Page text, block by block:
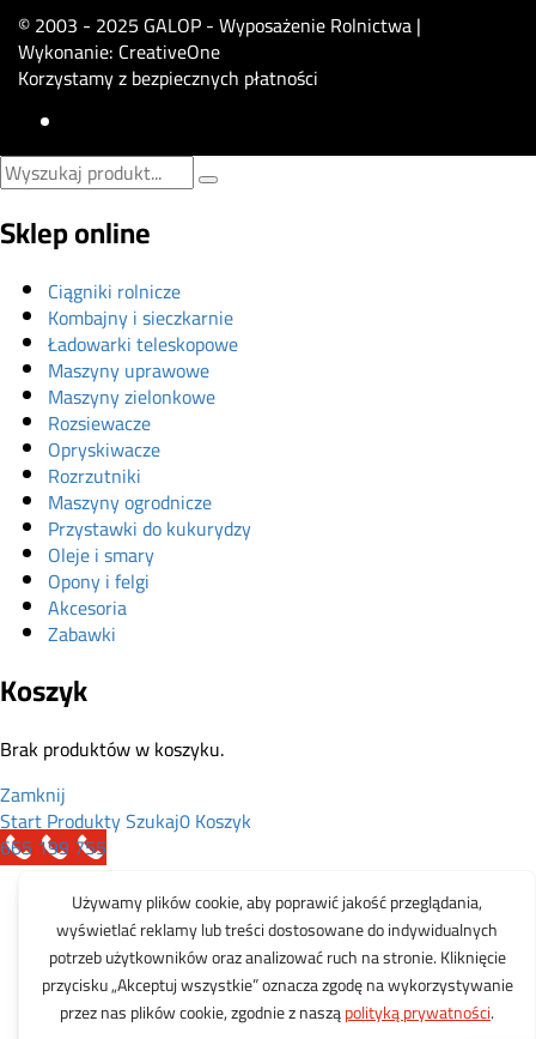
© 2003 - 2025 GALOP - Wyposażenie Rolnictwa |
Wykonanie: CreativeOne
Korzystamy z bezpiecznych płatności
Sklep online
Ciągniki rolnicze
Kombajny i sieczkarnie
Ładowarki teleskopowe
Maszyny uprawowe
Maszyny zielonkowe
Rozsiewacze
Opryskiwacze
Rozrzutniki
Maszyny ogrodnicze
Przystawki do kukurydzy
Oleje i smary
Opony i felgi
Akcesoria
Zabawki
Koszyk
Brak produktów w koszyku.
Zamknij
StartProduktySzukaj0Koszyk
665 199 755